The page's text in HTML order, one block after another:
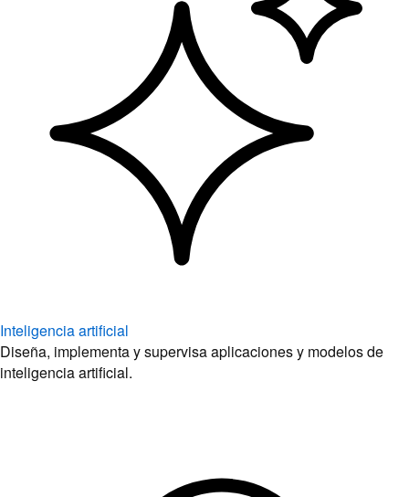
Inteligencia artificial
Diseña, implementa y supervisa aplicaciones y modelos de
inteligencia artificial.